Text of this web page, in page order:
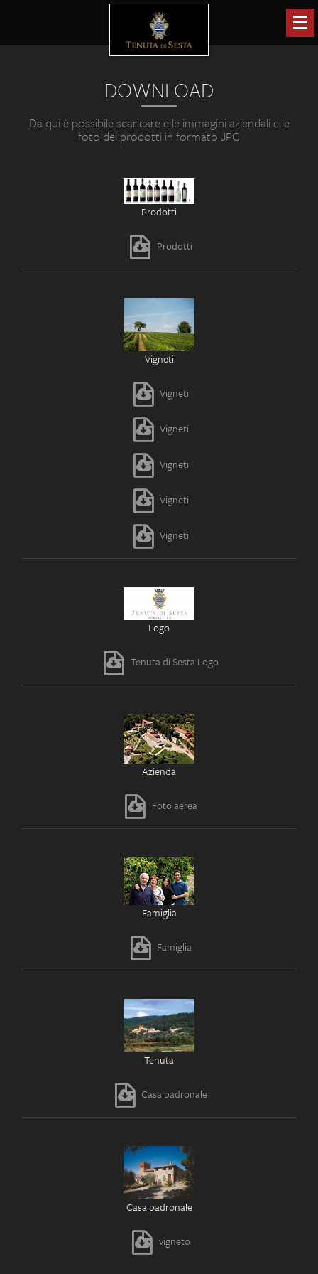
DOWNLOAD
Da qui è possibile scaricare e le immagini aziendali e le
foto dei prodotti in formato JPG
Prodotti
Prodotti
Vigneti
Vigneti
Vigneti
Vigneti
Vigneti
Vigneti
Logo
Tenuta di Sesta Logo
Azienda
Foto aerea
Famiglia
Famiglia
Tenuta
Casa padronale
Casa padronale
vigneto